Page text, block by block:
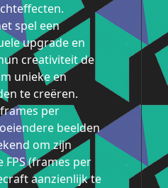
spel een
upgrade en
creativiteit de
unieke en
te creëren.
per
beelden
om zijn
(frames per
aanzienlijk te